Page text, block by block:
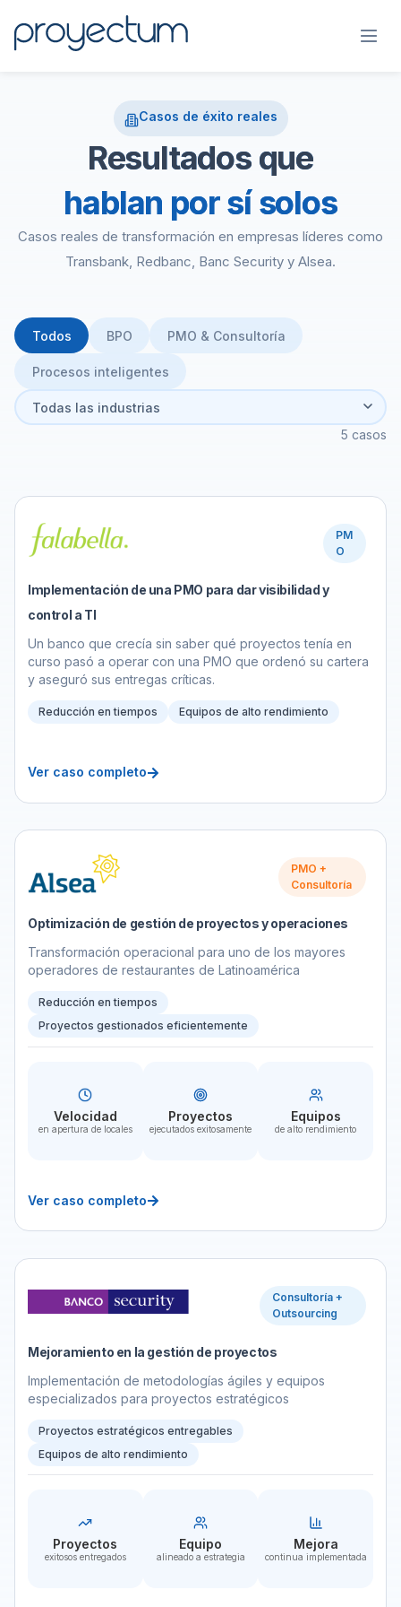
Casos de éxito reales
Resultados que
hablan por sí solos
Casos reales de transformación en empresas líderes como
Transbank, Redbanc, Banc Security y Alsea.
Todos BPO PMO & Consultoría
Procesos inteligentes
5 casos
PM
O
Implementación de una PMO para dar visibilidad y
control a TI
Un banco que crecía sin saber qué proyectos tenía en
curso pasó a operar con una PMO que ordenó su cartera
y aseguró sus entregas críticas.
Reducción en tiempos Equipos de alto rendimiento
Ver caso completo
PMO +
Consultoría
Optimización de gestión de proyectos y operaciones
Transformación operacional para uno de los mayores
operadores de restaurantes de Latinoamérica
Reducción en tiempos
Proyectos gestionados eficientemente
Velocidad
en apertura de locales
Proyectos
ejecutados exitosamente
Equipos
de alto rendimiento
Ver caso completo
Consultoría +
Outsourcing
Mejoramiento en la gestión de proyectos
Implementación de metodologías ágiles y equipos
especializados para proyectos estratégicos
Proyectos estratégicos entregables
Equipos de alto rendimiento
Proyectos
exitosos entregados
Equipo
alineado a estrategia
Mejora
continua implementada